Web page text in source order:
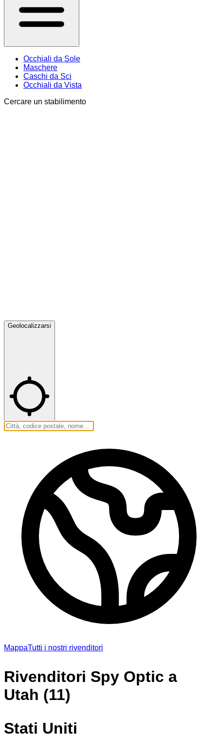
Occhiali da Sole
Maschere
Caschi da Sci
Occhiali da Vista
Cercare un stabilimento
Geolocalizzarsi
MappaTutti i nostri rivenditori
Rivenditori Spy Optic a
Utah (11)
Stati Uniti